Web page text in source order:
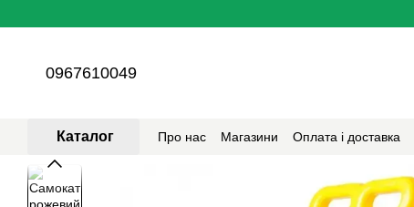
0967610049
Каталог Про нас Магазини Оплата і доставка